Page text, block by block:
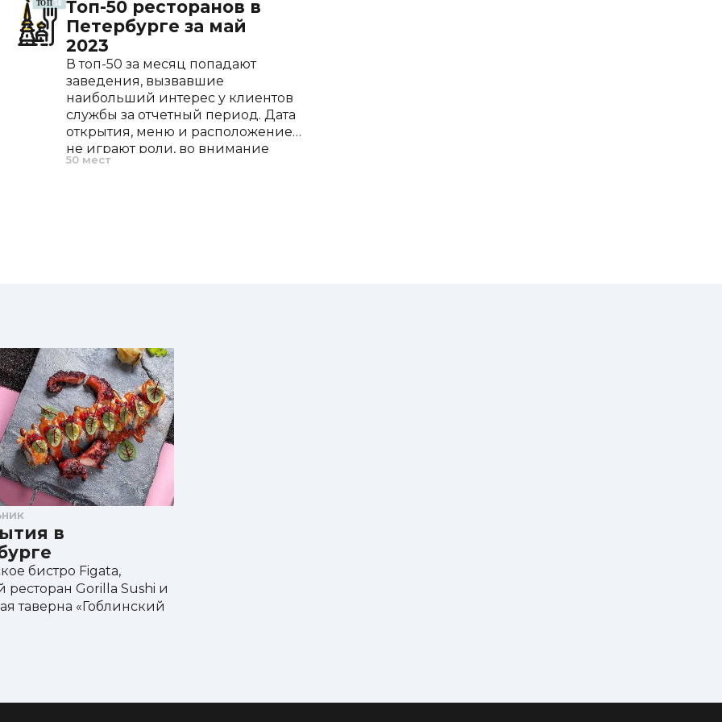
890 ₽
860 ₽
соусом
из петрушки
Топ-50 ресторанов в
Петербурге за май
2023
В топ-50 за месяц попадают
заведения, вызвавшие
наибольший интерес у клиентов
службы за отчетный период. Дата
открытия, меню и расположение
не играют роли, во внимание
принимается только частота
50 мест
в
бистро Figata,
ресторан Gorilla Sushi и
таверна «Гоблинский